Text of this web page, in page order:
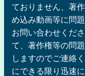
ておりません、著
め込み動画等に問
お問い合わせくだ
て、著作権等の問
しますのでご連絡
にできる限り迅速